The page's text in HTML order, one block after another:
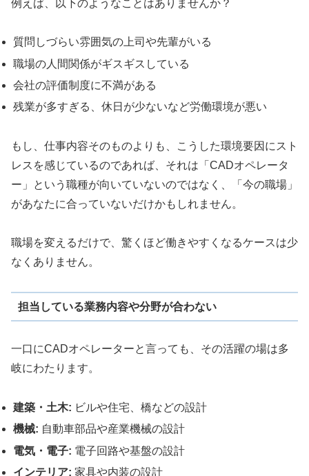
例えば、以下のようなことはありませんか？
質問しづらい雰囲気の上司や先輩がいる
職場の人間関係がギスギスしている
会社の評価制度に不満がある
残業が多すぎる、休日が少ないなど労働環境が悪い
もし、仕事内容そのものよりも、こうした環境要因にスト
レスを感じているのであれば、それは「CADオペレータ
ー」という職種が向いていないのではなく、「今の職場」
があなたに合っていないだけかもしれません。
職場を変えるだけで、驚くほど働きやすくなるケースは少
なくありません。
担当している業務内容や分野が合わない
一口にCADオペレーターと言っても、その活躍の場は多
岐にわたります。
建築・土木: ビルや住宅、橋などの設計
機械: 自動車部品や産業機械の設計
電気・電子: 電子回路や基盤の設計
インテリア: 家具や内装の設計